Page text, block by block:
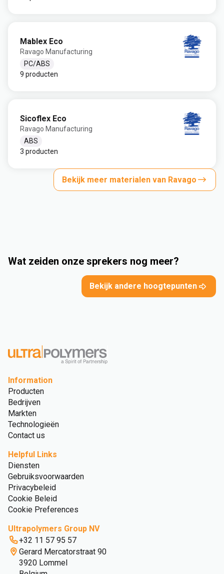
Mablex Eco
Ravago Manufacturing
PC/ABS
9 producten
Sicoflex Eco
Ravago Manufacturing
ABS
3 producten
Bekijk meer materialen van Ravago
Wat zeiden onze sprekers nog meer?
Bekijk andere hoogtepunten
Information
Producten
Bedrijven
Markten
Technologieën
Contact us
Helpful Links
Diensten
Gebruiksvoorwaarden
Privacybeleid
Cookie Beleid
Cookie Preferences
Ultrapolymers Group NV
+32 11 57 95 57
Gerard Mercatorstraat 90
3920 Lommel